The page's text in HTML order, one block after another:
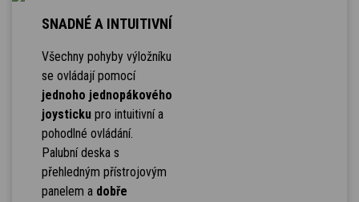
SNADNÉ A INTUITIVNÍ
Všechny pohyby výložníku
se ovládají pomocí
jednoho jednopákového
joystickupro intuitivní a
pohodlné ovládání.
Palubní deska s
přehledným přístrojovým
panelem a dobře